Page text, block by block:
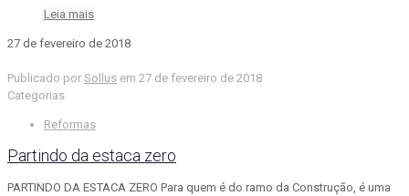
Leia mais
27 de fevereiro de 2018
Publicado por Sollus em 27 de fevereiro de 2018
Categorias
Reformas
Partindo da estaca zero
PARTINDO DA ESTACA ZERO Para quem é do ramo da Construção, é uma